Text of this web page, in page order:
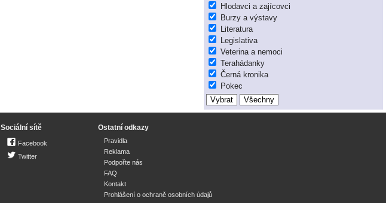
Hlodavci a zajícovci
Burzy a výstavy
Literatura
Legislativa
Veterina a nemoci
Terahádanky
Černá kronika
Pokec
Sociální sítě
Facebook
Twitter
Ostatní odkazy
Pravidla
Reklama
Podpořte nás
FAQ
Kontakt
Prohlášení o ochraně osobních údajů